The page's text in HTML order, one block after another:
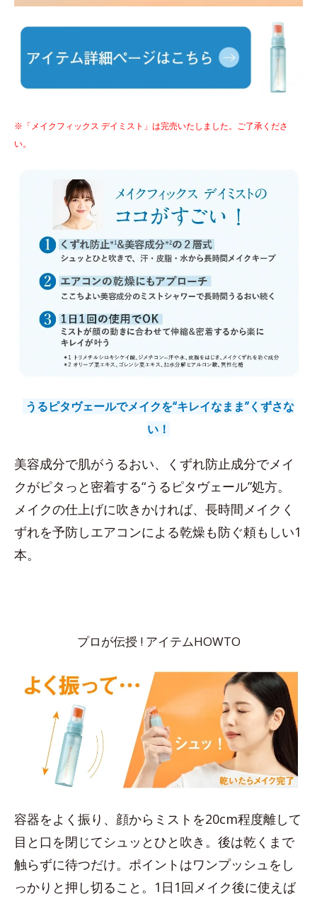
※「メイクフィックス デイミスト」は完売いたしました。ご了承くださ
い。
うるピタヴェールでメイクを“キレイなまま”くずさな
い！
美容成分で肌がうるおい、くずれ防止成分でメイ
クがピタっと密着する“うるピタヴェール”処方。
メイクの仕上げに吹きかければ、長時間メイクく
ずれを予防しエアコンによる乾燥も防ぐ頼もしい1
本。
プロが伝授 ! アイテムHOWTO
容器をよく振り、顔からミストを20cm程度離して
目と口を閉じてシュッとひと吹き。後は乾くまで
触らずに待つだけ。ポイントはワンプッシュをし
っかりと押し切ること。1日1回メイク後に使えば